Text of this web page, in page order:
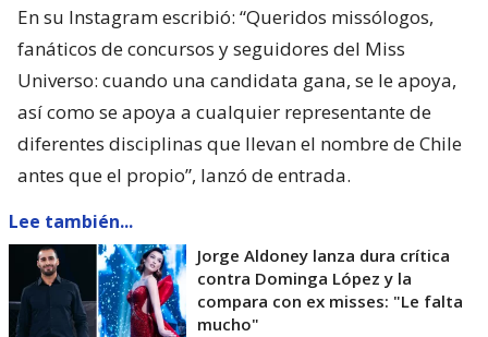
En su Instagram escribió: “Queridos missólogos,
fanáticos de concursos y seguidores del Miss
Universo: cuando una candidata gana, se le apoya,
así como se apoya a cualquier representante de
diferentes disciplinas que llevan el nombre de Chile
antes que el propio”, lanzó de entrada.
Lee también...
Jorge Aldoney lanza dura crítica
contra Dominga López y la
compara con ex misses: "Le falta
mucho"